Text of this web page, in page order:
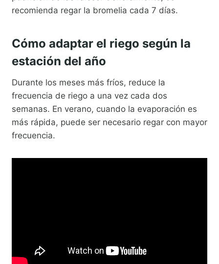
recomienda regar la bromelia cada 7 días.
Cómo adaptar el riego según la
estación del año
Durante los meses más fríos, reduce la
frecuencia de riego a una vez cada dos
semanas. En verano, cuando la evaporación es
más rápida, puede ser necesario regar con mayor
frecuencia.